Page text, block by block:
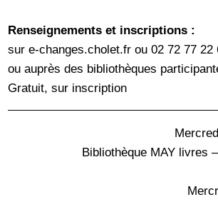
Renseignements et inscriptions :
sur e-changes.cholet.fr ou 02 72 77 22
ou auprès des bibliothèques
Gratuit, sur inscription
Bibliothèque MAY livres